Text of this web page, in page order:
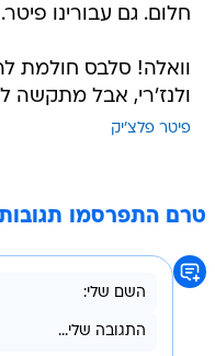
חלום. גם עבורינו פיטר.
וואלה! סלבס חולמת
ולנז'רי, אבל מתקשה
פיטר פלצ'יק
טרם התפרסמו